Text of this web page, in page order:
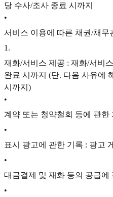
당 수사/조사 종료 시까지
•
서비스 이용에 따른 채권/채무
1 .
재화/서비스 제공 : 재화/서비
완료 시까지 (단. 다음 사유에
시까지)
•
계약 또는 청약철회 등에 관한
•
표시 광고에 관한 기록 : 광고
•
대금결제 및 재화 등의 공급에
•